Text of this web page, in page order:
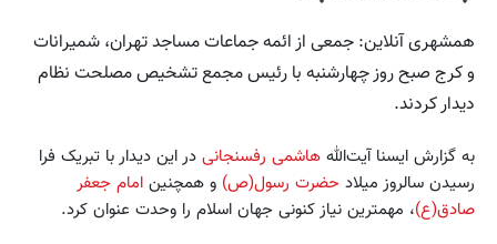
همشهری آنلاین: جمعی از ائمه جماعات مساجد تهران، شمیرانات
و کرج صبح روز چهارشنبه با رئیس مجمع تشخیص مصلحت نظام
دیدار کردند.
به گزارش ایسنا آیت‌الله هاشمی رفسنجانی در این دیدار با تبریک فرا
رسیدن سالروز میلاد حضرت رسول(ص) و همچنین امام جعفر
صادق(ع)، مهمترین نیاز کنونی جهان اسلام را وحدت عنوان کرد.